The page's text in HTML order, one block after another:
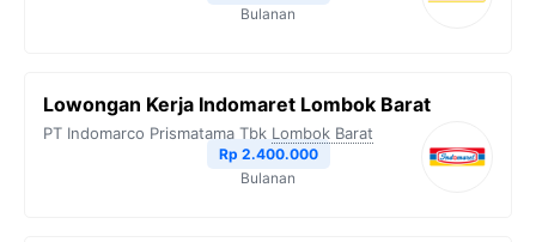
Bulanan
Lowongan Kerja Indomaret Lombok Barat
PT Indomarco Prismatama Tbk Lombok Barat
Rp 2.400.000
Bulanan